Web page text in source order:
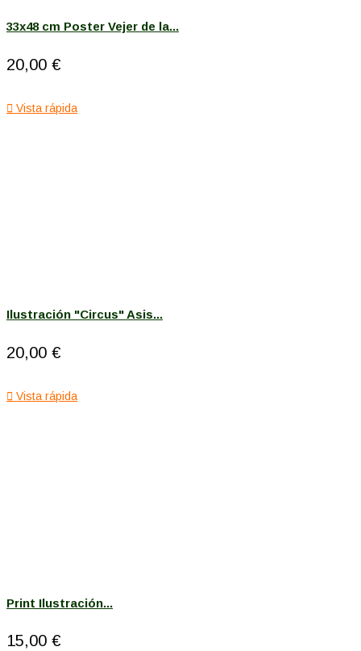
33x48 cm Poster Vejer de la...
20,00 €
 Vista rápida
Ilustración "Circus" Asis...
20,00 €
 Vista rápida
Print Ilustración...
15,00 €